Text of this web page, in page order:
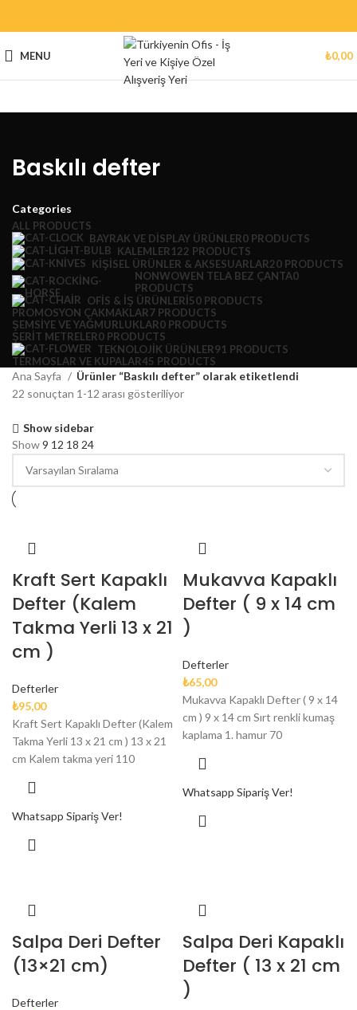
MENU ₺0,00
Baskılı defter
Categories
ALL PRODUCTS
BAYRAK VE DISPLAY ÜRÜNLER0 PRODUCTS
KALEMLER 122 PRODUCTS
KIŞISEL ÜRÜNLER & AKSESUARLAR20 PRODUCTS
NONWOWEN TELA BEZ ÇANTA0
PRODUCTS
OFIS & İŞ ÜRÜNLERI50 PRODUCTS
PROMOSYON ÇAKMAKLAR7 PRODUCTS
ŞEMSIYE VE YAĞMURLUKLAR0 PRODUCTS
ŞERIT METRELER0 PRODUCTS
TEKNOLOJIK ÜRÜNLER91 PRODUCTS
TERMOSLAR VE KUPALAR45 PRODUCTS
Ana Sayfa
Ürünler “Baskılı defter” olarak etiketlendi
22 sonuçtan 1-12 arası gösteriliyor
Show sidebar
Show9 12 18 24
Kraft Sert Kapaklı
Defter (Kalem
Takma Yerli 13 x 21
cm )
Defterler
₺95,00
Kraft Sert Kapaklı Defter (Kalem
Takma Yerli 13 x 21 cm ) 13 x 21
cm Kalem takma yeri 110
Whatsapp Sipariş Ver!
Mukavva Kapaklı
Defter ( 9 x 14 cm
)
Defterler
₺65,00
Mukavva Kapaklı Defter ( 9 x 14
cm ) 9 x 14 cm Sırt renkli kumaş
kaplama 1. hamur 70
Whatsapp Sipariş Ver!
Salpa Deri Defter
(13×21 cm)
Defterler
Salpa Deri Kapaklı
Defter ( 13 x 21 cm
)